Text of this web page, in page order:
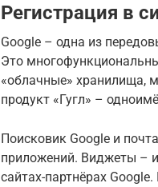
Регистрация в
Google – одна из
Это
«облачные» хранилища,
продукт «Гугл» –
Поисковик Google и
приложений. Виджеты –
сайтах-партнёрах